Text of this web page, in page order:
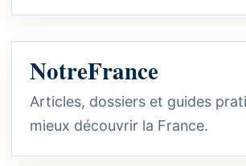
NotreFrance
Articles, dossiers et guides
mieux découvrir la France.